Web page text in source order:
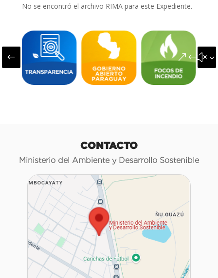
No se encontró el archivo RIMA para este Expediente.
#
CONTACTO
Ministerio del Ambiente y Desarrollo Sostenible